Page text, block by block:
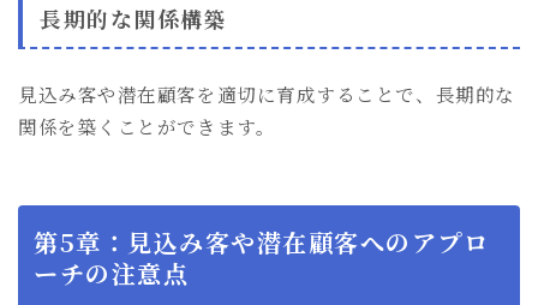
長期的な関係構築
見込み客や潜在顧客を適切に育成することで、長期的な
関係を築くことができます。
第5章：見込み客や潜在顧客へのアプロ
ーチの注意点